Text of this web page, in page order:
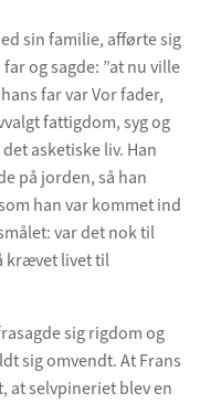
sin familie, afførte sig
og sagde: ”at nu ville
far var Vor fader,
fattigdom, syg og
asketiske liv. Han
på jorden, så han
han var kommet ind
var det nok til
krævet livet til
sig rigdom og
sig omvendt. At Frans
at selvpineriet blev en